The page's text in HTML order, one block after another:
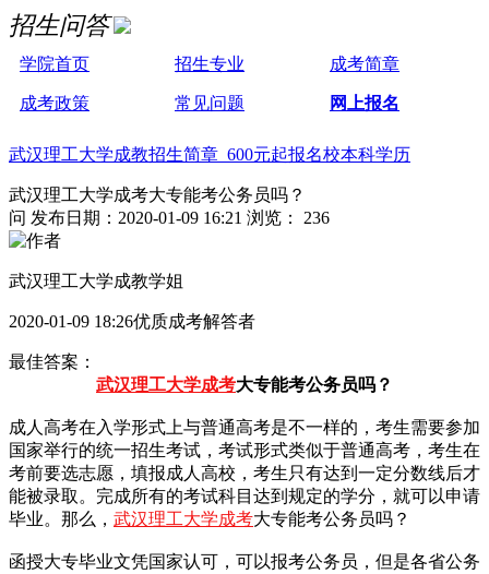
招生问答
学院首页 招生专业 成考简章
成考政策 常见问题 网上报名
武汉理工大学成教招生简章 600元起报名校本科学历
武汉理工大学成考大专能考公务员吗？
问 发布日期：2020-01-09 16:21 浏览： 236
武汉理工大学成教学姐
2020-01-09 18:26优质成考解答者
最佳答案：
武汉理工大学成考大专能考公务员吗？
成人高考在入学形式上与普通高考是不一样的，考生需要参加
国家举行的统一招生考试，考试形式类似于普通高考，考生在
考前要选志愿，填报成人高校，考生只有达到一定分数线后才
能被录取。完成所有的考试科目达到规定的学分，就可以申请
毕业。那么， 武汉理工大学成考大专能考公务员吗？
函授大专毕业文凭国家认可，可以报考公务员，但是各省公务